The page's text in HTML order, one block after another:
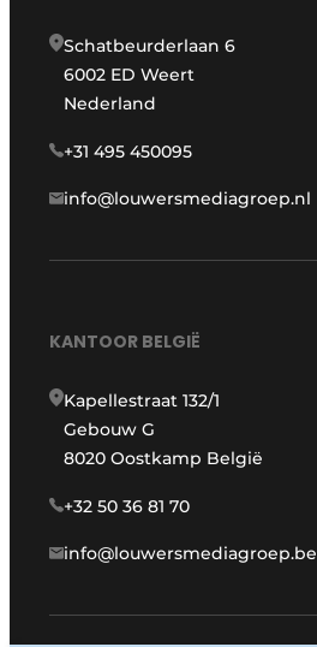
Schatbeurderlaan 6
6002 ED Weert
Nederland
+31 495 450095
info@louwersmediagroep.nl
KANTOOR BELGIË
Kapellestraat 132/1
Gebouw G
8020 Oostkamp België
+32 50 36 81 70
info@louwersmediagroep.be